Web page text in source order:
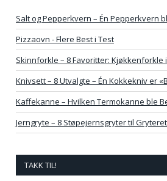
Salt og Pepperkvern – Én Pepperkvern
Pizzaovn - Flere Best i Test
Skinnforkle – 8 Favoritter: Kjøkkenforkle
Knivsett – 8 Utvalgte – Én Kokkekniv er
Kaffekanne – Hvilken Termokanne ble
Jerngryte – 8 Støpejernsgryter til
TAKK TIL!